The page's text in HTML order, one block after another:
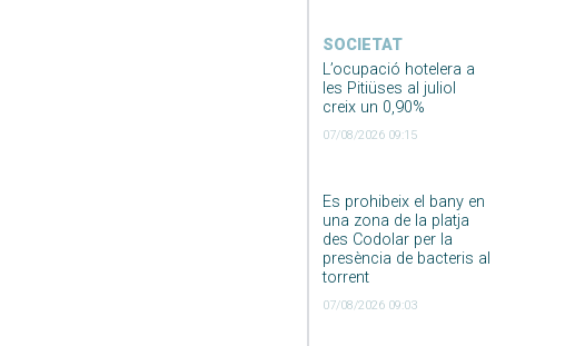
SOCIETAT
L’ocupació hotelera a
les Pitiüses al juliol
creix un 0,90%
07/08/2026 09:15
Es prohibeix el bany en
una zona de la platja
des Codolar per la
presència de bacteris al
torrent
07/08/2026 09:03